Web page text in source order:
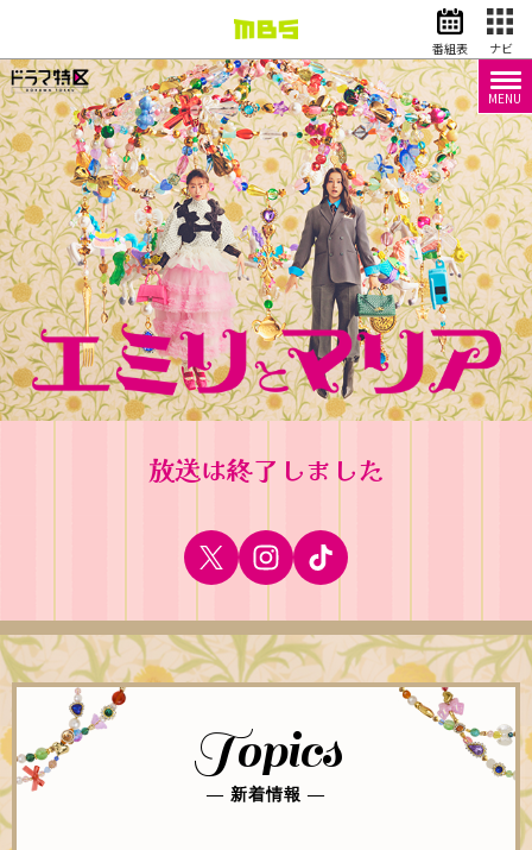
情報・報道
バラエティ
ドラマ
アニメ
スポーツ
動画イズム ニュース
天気・防災 イベント
映画 アナウンサー
グッズ
番組表 ナビ
放送は終了しました
MENU
Topics
― 新着情報 ―